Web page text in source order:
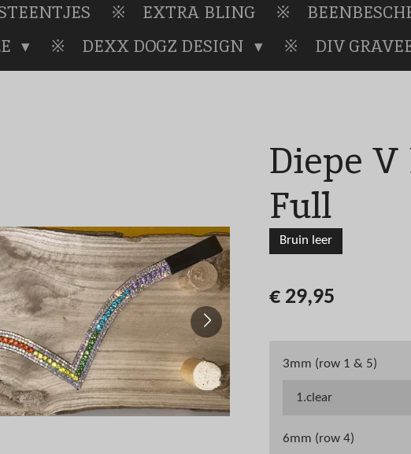
EXTRA BLING
DEXX DOGZ DESIGN DIV
Diepe
Full
Bruin leer
€ 29,95
3mm (row 1 & 5)
6mm (row 4)